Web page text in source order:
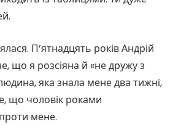
П’ятнадцять років Андрій
що я розсіяна й «не дружу з
яка знала мене два тижні,
що чоловік роками
мене.